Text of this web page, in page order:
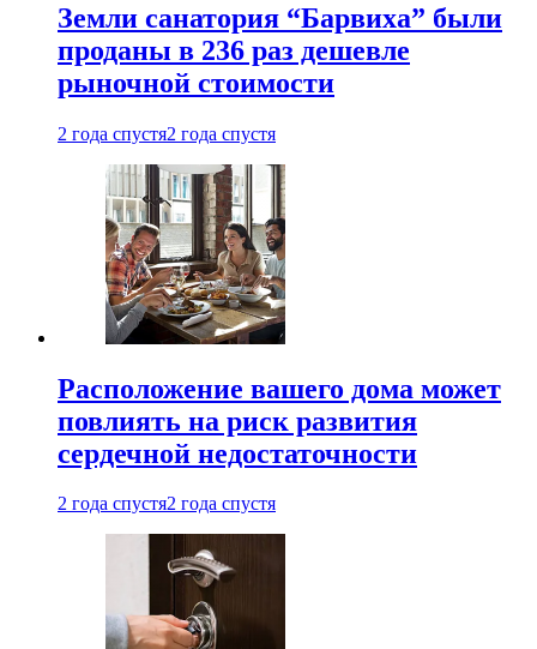
Земли санатория “Барвиха” были
проданы в 236 раз дешевле
рыночной стоимости
2 года спустя2 года спустя
Расположение вашего дома может
повлиять на риск развития
сердечной недостаточности
2 года спустя2 года спустя